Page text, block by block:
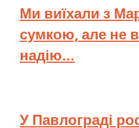
Ми виїхали з
сумкою, але не
надію...
У Павлограді